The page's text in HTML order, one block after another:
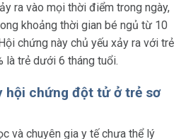
ra vào mọi thời điểm trong ngày,
khoảng thời gian bé ngủ từ 10
chứng này chủ yếu xảy ra với trẻ
là trẻ dưới 6 tháng tuổi.
hội chứng đột tử ở trẻ sơ
và chuyên gia y tế chưa thể lý